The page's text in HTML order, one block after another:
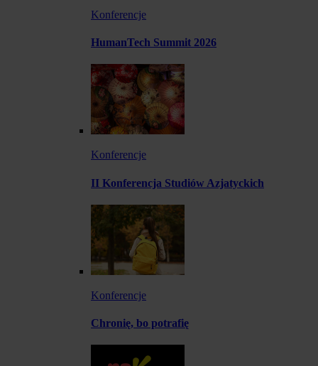
Konferencje
HumanTech Summit 2026
Konferencje
II Konferencja Studiów Azjatyckich
Konferencje
Chronię, bo potrafię